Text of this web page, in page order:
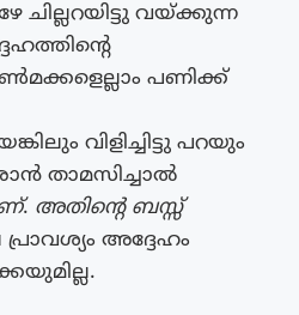
വയ്ക്കുന്ന
പണിക്ക്
വിളിച്ചിട്ടു പറയും
താമസിച്ചാൽ
. അതിൻ്റെ ബസ്സ്
അദ്ദേഹം